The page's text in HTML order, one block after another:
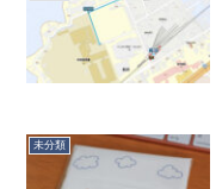
未分類